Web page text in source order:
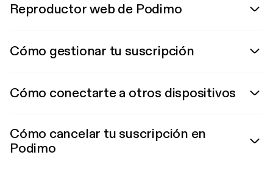
Reproductor web de Podimo
Cómo gestionar tu suscripción
Cómo conectarte a otros dispositivos
Cómo cancelar tu suscripción en
Podimo